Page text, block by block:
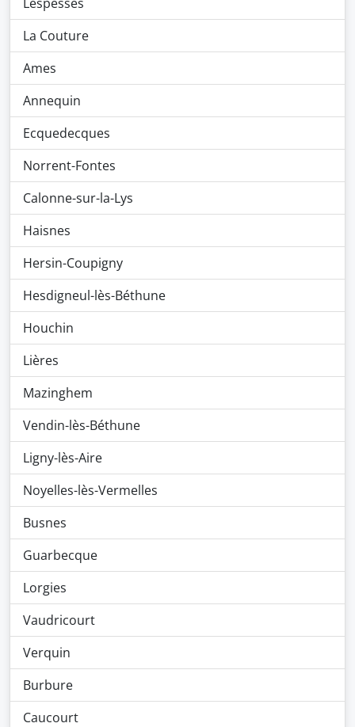
La Couture
Ames
Annequin
Ecquedecques
Norrent-Fontes
Calonne-sur-la-Lys
Haisnes
Hersin-Coupigny
Hesdigneul-lès-Béthune
Houchin
Lières
Mazinghem
Vendin-lès-Béthune
Ligny-lès-Aire
Noyelles-lès-Vermelles
Busnes
Guarbecque
Lorgies
Vaudricourt
Verquin
Burbure
Caucourt